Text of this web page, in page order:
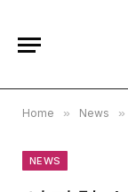
Home » News »
NEWS